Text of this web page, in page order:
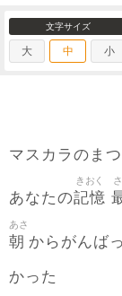
文字サイズ
大 中 小
マスカラのま
あなたの記憶
きおく
朝
あさ
からがんば
かった